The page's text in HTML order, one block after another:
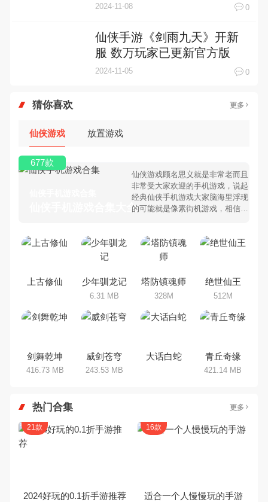
2024-11-08 0
仙侠手游《剑雨九天》开新
服 数万玩家已更新官方版
2024-11-05 0
猜你喜欢 更多
仙侠游戏 放置游戏
仙侠手机游戏合集大全 >
仙侠游戏顾名思义就是非常老而且
非常受大家欢迎的手机游戏，说起
经典仙侠手机游戏大家脑海里浮现
的可能就是像素街机游戏，相信很
侠手机游戏有哪些呢？游戏今天，
乐途下载站小编芒果味的怪咖给大
集，欢迎大家前来选择下载体验
677款
上古修仙 少年驯龙记
6.31 MB
塔防镇魂师
328M
绝世仙王
512M
剑舞乾坤
416.73 MB
威剑苍穹
243.53 MB
大话白蛇 青丘奇缘
421.14 MB
热门合集 更多
2024好玩的0.1折手游推荐
21款
适合一个人慢慢玩的手游
16款